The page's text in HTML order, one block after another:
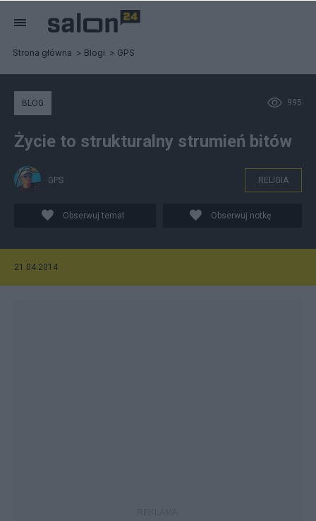
Strona główna Blogi GPS
995
BLOG
Życie to strukturalny strumień bitów
GPS RELIGIA
Obserwuj temat Obserwuj notkę
21.04.2014